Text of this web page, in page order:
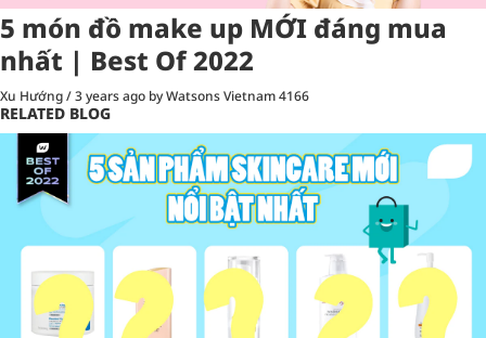
5 món đồ make up MỚI đáng mua
nhất | Best Of 2022
Xu Hướng/3 years ago by Watsons Vietnam4166
RELATED BLOG